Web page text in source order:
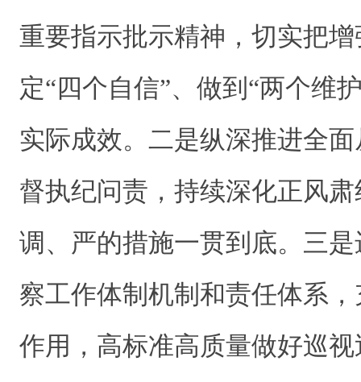
重要指示批示精神，切实把增
定“四个自信”、做到“两个维
实际成效。二是纵深推进全
督执纪问责，持续深化正风
调、严的措施一贯到底。三
察工作体制机制和责任体系
作用，高标准高质量做好巡